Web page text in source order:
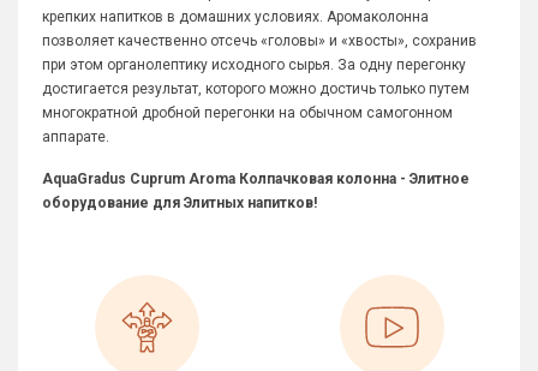
крепких напитков в домашних условиях. Аромаколонна
позволяет качественно отсечь «головы» и «хвосты», сохранив
при этом органолептику исходного сырья. За одну перегонку
достигается результат, которого можно достичь только путем
многократной дробной перегонки на обычном самогонном
аппарате.
AquaGradus Cuprum Aroma Колпачковая колонна - Элитное
оборудование для Элитных напитков!